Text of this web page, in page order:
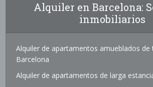
Alquiler en Barcelona:
inmobiliarios
Alquiler de apartamentos amueblados de
Barcelona
Alquiler de apartamentos de larga